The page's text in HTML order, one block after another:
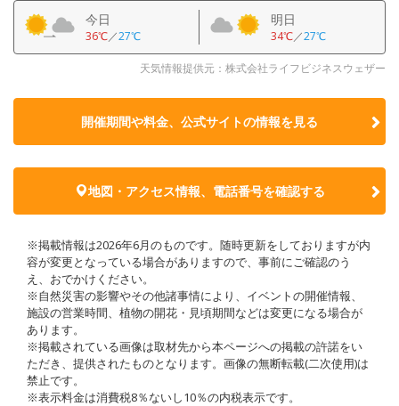
今日
36℃／27℃
明日
34℃／27℃
天気情報提供元：株式会社ライフビジネスウェザー
開催期間や料金、公式サイトの情報を見る
地図・アクセス情報、電話番号を確認する
※掲載情報は2026年6月のものです。随時更新をしておりますが内
容が変更となっている場合がありますので、事前にご確認のう
え、おでかけください。
※自然災害の影響やその他諸事情により、イベントの開催情報、
施設の営業時間、植物の開花・見頃期間などは変更になる場合が
あります。
※掲載されている画像は取材先から本ページへの掲載の許諾をい
ただき、提供されたものとなります。画像の無断転載(二次使用)は
禁止です。
※表示料金は消費税8％ないし10％の内税表示です。